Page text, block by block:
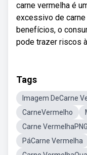
carne vermelha é
excessivo de
benefícios, o
pode trazer riscos
Tags
Imagem DeCarne
CarneVermelho
Carne VermelhaPNG
PáCarne Vermelha